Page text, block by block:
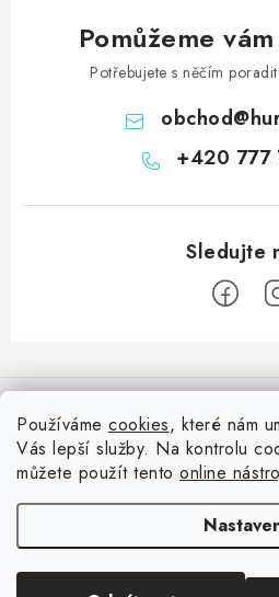
Používáme cookies, které nám
Vás lepší služby. Na kontrolu
můžete použít tento online
Pomůžeme
Potřebujete s něčím
obchod@
+420 777
á
Doprava
Oblíbené ♥️
Nepřehlédněte
Blog s nápady a návody
Slovník pojmů, české návody
. Všechna